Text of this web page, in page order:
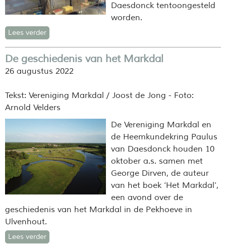
Daesdonck tentoongesteld
worden.
Lees verder
De geschiedenis van het Markdal
26 augustus 2022
Tekst: Vereniging Markdal / Joost de Jong - Foto:
Arnold Velders
De Vereniging Markdal en
de Heemkundekring Paulus
van Daesdonck houden 10
oktober a.s. samen met
George Dirven, de auteur
van het boek ‘Het Markdal’,
een avond over de
geschiedenis van het Markdal in de Pekhoeve in
Ulvenhout.
Lees verder